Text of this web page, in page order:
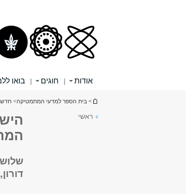
אודות | חוגים | בואו
הינך נמצא כאן
> בית הספר למדעי המתמטיקה>
ראשי